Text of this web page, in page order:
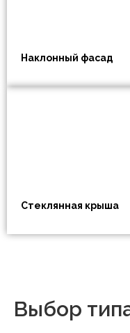
Наклонный фасад
Стеклянная крыша
Выбор